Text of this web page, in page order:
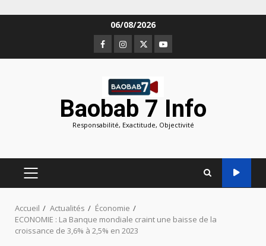
06/08/2026
Facebook
Instagram
TwitterYoutube
Baobab 7 Info
Responsabilité, Exactitude, Objectivité
MENU
PRINCIPAL
Accueil Actualités
Économie
ECONOMIE : La Banque mondiale craint une baisse de la
croissance de 3,6% à 2,5% en 2023